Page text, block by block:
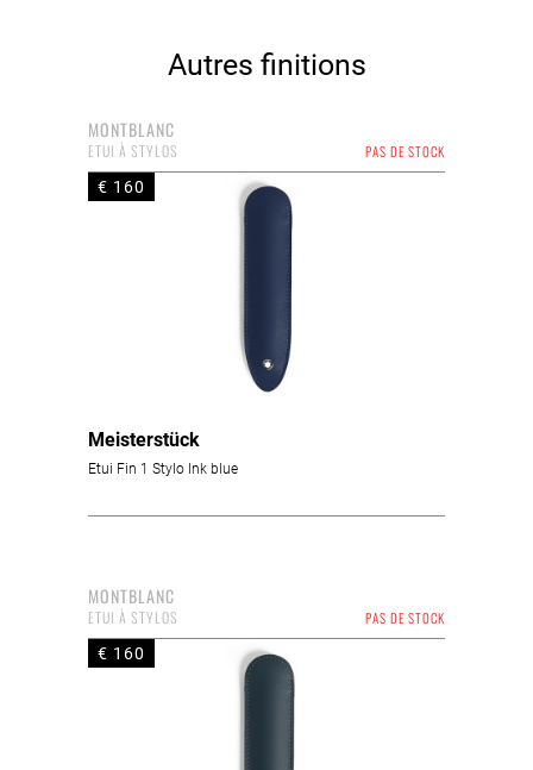
Autres finitions
MONTBLANC
PAS DE STOCK
ETUI À STYLOS
€ 160
Meisterstück
Etui Fin 1 Stylo Ink blue
MONTBLANC
PAS DE STOCK
ETUI À STYLOS
€ 160